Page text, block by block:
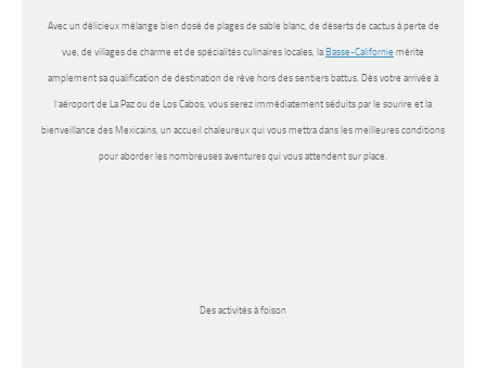
Avec un délicieux mélange bien dosé de plages de sable blanc, de déserts de cactus à perte de
vue, de villages de charme et de spécialités culinaires locales, la Basse-Californie mérite
amplement sa qualification de destination de rêve hors des sentiers battus. Dès votre arrivée à
l’aéroport de La Paz ou de Los Cabos, vous serez immédiatement séduits par le sourire et la
bienveillance des Mexicains, un accueil chaleureux qui vous mettra dans les meilleures conditions
pour aborder les nombreuses aventures qui vous attendent sur place.
Des activités à foison